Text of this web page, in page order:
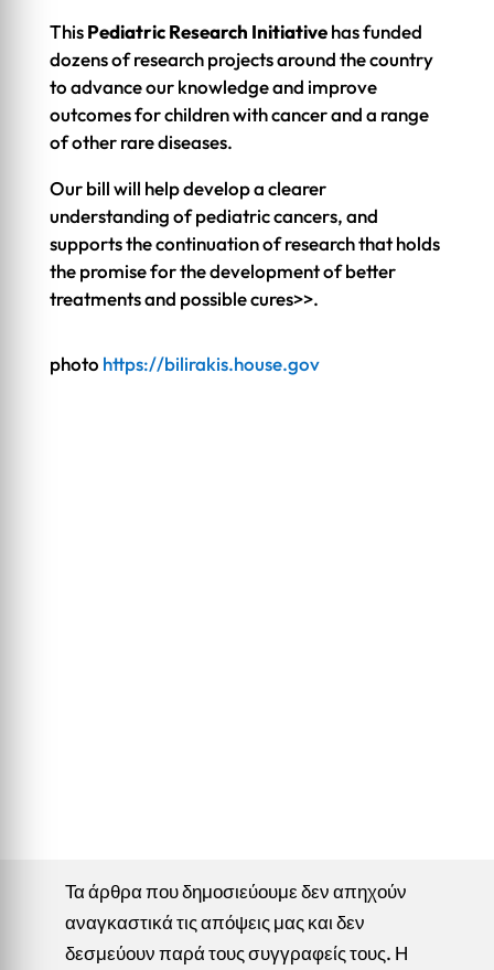
ThisPediatric Research Initiativehas funded
dozens of research projects around the country
to advance our knowledge and improve
outcomes for children with cancer and a range
of other rare diseases.
Our bill will help develop a clearer
understanding of pediatric cancers, and
supports the continuation of research that holds
the promise for the development of better
treatments and possible cures>>.
photo https://bilirakis.house.gov
Τα άρθρα που δημοσιεύουμε δεν απηχούν
αναγκαστικά τις απόψεις μας και δεν
δεσμεύουν παρά τους συγγραφείς τους. Η